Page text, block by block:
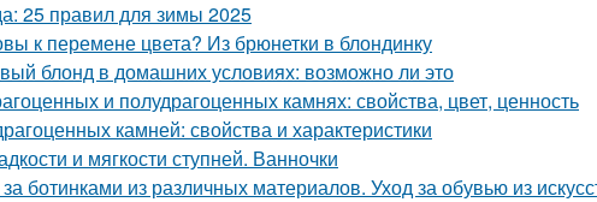
25 правил для зимы 2025
к перемене цвета? Из брюнетки в блондинку
блонд в домашних условиях: возможно ли это
и полудрагоценных камнях: свойства, цвет, ценность
камней: свойства и характеристики
и мягкости ступней. Ванночки
ботинками из различных материалов. Уход за обувью из